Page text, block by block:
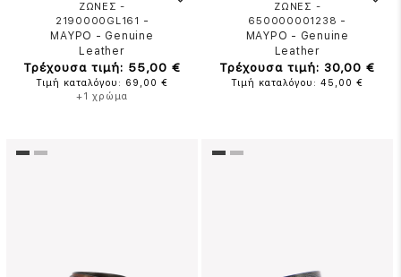
ΖΩΝΕΣ -
2190000GL161 -
ΜΑΥΡΟ - Genuine
Leather
Τρέχουσα τιμή: 55,00 €
Τιμή καταλόγου: 69,00 €
+1 χρώμα
ΖΩΝΕΣ -
650000001238 -
ΜΑΥΡΟ - Genuine
Leather
Τρέχουσα τιμή: 30,00 €
Τιμή καταλόγου: 45,00 €